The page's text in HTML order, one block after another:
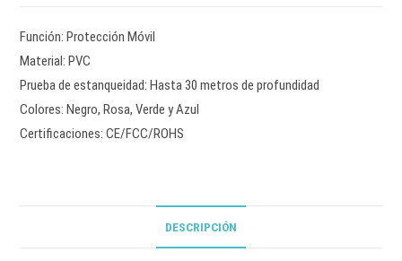
Función: Protección Móvil
Material: PVC
Prueba de estanqueidad: Hasta 30 metros de profundidad
Colores: Negro, Rosa, Verde y Azul
Certificaciones: CE/FCC/ROHS
DESCRIPCIÓN